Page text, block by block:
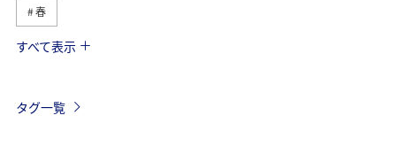
春
秋 趣味
すべて表示
タグ一覧